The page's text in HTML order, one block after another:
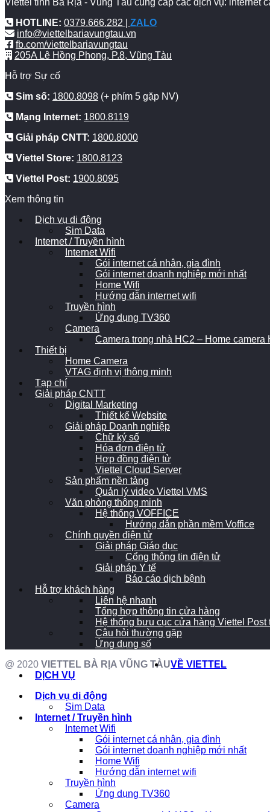
Viettel tỉnh Bà Rịa - Vũng Tàu cung cấp các dịch vụ: internet
HOTLINE: 0379.666.282 | ZALO
info@viettelbariavungtau.vn
fb.com/viettelbariavungtau
205A Lê Hồng Phong, P.8, Vũng Tàu
Hỗ trợ Sự cố
Sim số: 1800.8098 (+ phím 5 gặp NV)
Mạng Internet: 1800.8119
Giải pháp CNTT: 1800.8000
Viettel Store: 1800.8123
Viettel Post: 1900.8095
Xem thông tin
Dịch vụ di động
Sim Data
Internet / Truyền hình
Internet Wifi
Gói internet cá nhân, gia đình
Gói internet doanh nghiệp mới nhất
Home Wifi
Hướng dẫn internet wifi
Truyền hình
Ứng dụng TV360
Camera
Camera trong nhà HC2 – Home camera
Thiết bị
Home Camera
VTAG định vị thông minh
Tạp chí
Giải pháp CNTT
Digital Marketing
Thiết kế Website
Giải pháp Doanh nghiệp
Chữ ký số
Hóa đơn điện tử
Hợp đồng điện tử
Viettel Cloud Server
Sản phẩm nền tảng
Quản lý video Viettel VMS
Văn phòng thông minh
Hệ thống VOFFICE
Hướng dẫn phần mềm Voffice
Chính quyền điện tử
Giải pháp Giáo dục
Cổng thông tin điện tử
Giải pháp Y tế
Báo cáo dịch bệnh
Hỗ trợ khách hàng
Liên hệ nhanh
Tổng hợp thông tin cửa hàng
Hệ thống bưu cục cửa hàng Viettel Post
Câu hỏi thường gặp
Ứng dụng số
@ 2020 VIETTEL BÀ RỊA VŨNG TÀUVỀ VIETTEL
DỊCH VỤ
Dịch vụ di động
Sim Data
Internet / Truyền hình
Internet Wifi
Gói internet cá nhân, gia đình
Gói internet doanh nghiệp mới nhất
Home Wifi
Hướng dẫn internet wifi
Truyền hình
Ứng dụng TV360
Camera